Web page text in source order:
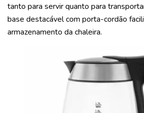
tanto para servir quanto para
base destacável com porta-cordão
armazenamento da chaleira.